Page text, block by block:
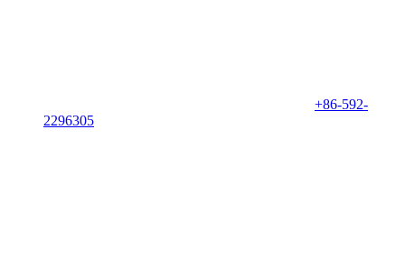
+86-592-
2296305